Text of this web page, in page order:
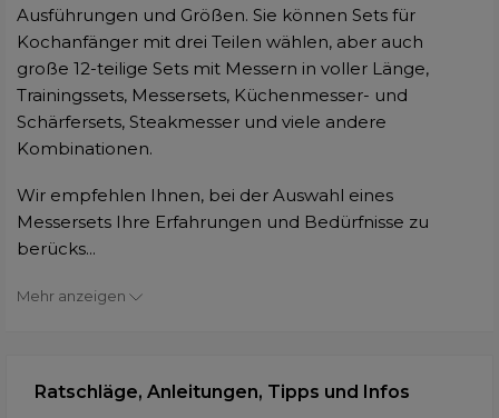
Ausführungen und Größen. Sie können Sets für
Kochanfänger mit drei Teilen wählen, aber auch
große 12-teilige Sets mit Messern in voller Länge,
Trainingssets, Messersets, Küchenmesser- und
Schärfersets, Steakmesser und viele andere
Kombinationen.
Wir empfehlen Ihnen, bei der Auswahl eines
Messersets Ihre Erfahrungen und Bedürfnisse zu
berücks...
Mehr anzeigen
Ratschläge, Anleitungen, Tipps und Infos